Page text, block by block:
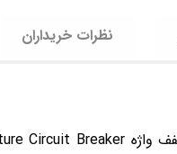
نظرات خریداران